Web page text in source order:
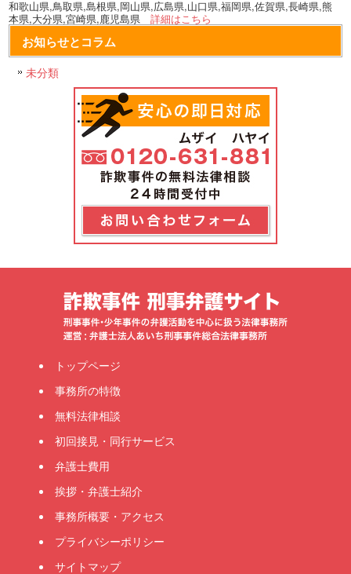
和歌山県,鳥取県,島根県,岡山県,広島県,山口県,福岡県,佐賀県,長崎県,熊
本県,大分県,宮崎県,鹿児島県詳細はこちら
お知らせとコラム
未分類
トップページ
事務所の特徴
無料法律相談
初回接見・同行サービス
弁護士費用
挨拶・弁護士紹介
事務所概要・アクセス
プライバシーポリシー
サイトマップ